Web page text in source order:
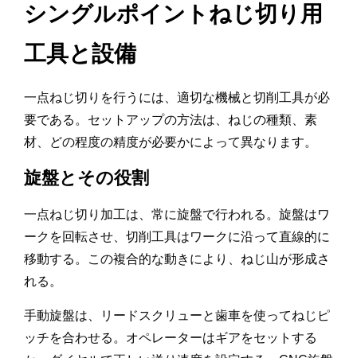
シングルポイントねじ切り用
工具と設備
一点ねじ切りを行うには、適切な機械と切削工具が必
要である。セットアップの方法は、ねじの種類、素
材、どの程度の精度が必要かによって異なります。
旋盤とその役割
一点ねじ切り加工は、常に旋盤で行われる。旋盤はワ
ークを回転させ、切削工具はワークに沿って直線的に
移動する。この複合的な動きにより、ねじ山が形成さ
れる。
手動旋盤は、リードスクリューと歯車を使ってねじピ
ッチを合わせる。オペレーターはギアをセットする